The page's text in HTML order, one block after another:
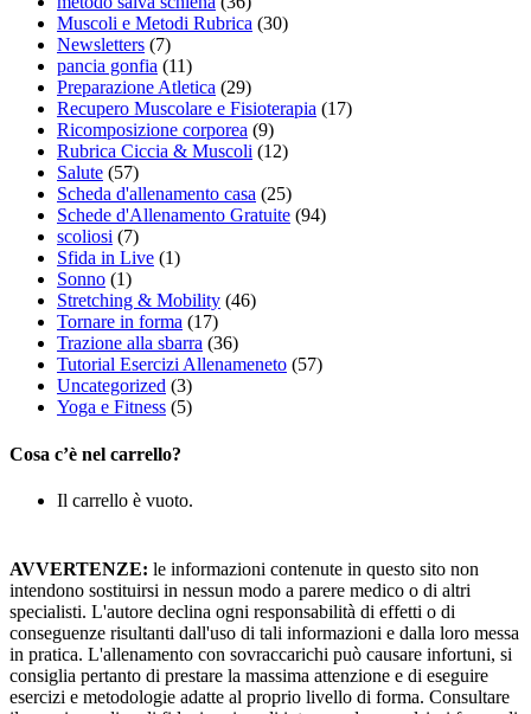
Muscoli e Metodi Rubrica (30)
Newsletters (7)
pancia gonfia (11)
Preparazione Atletica (29)
Recupero Muscolare e Fisioterapia (17)
Ricomposizione corporea (9)
Rubrica Ciccia & Muscoli (12)
Salute (57)
Scheda d'allenamento casa (25)
Schede d'Allenamento Gratuite (94)
scoliosi (7)
Sfida in Live (1)
Sonno (1)
Stretching & Mobility (46)
Tornare in forma (17)
Trazione alla sbarra (36)
Tutorial Esercizi Allenameneto (57)
Uncategorized (3)
Yoga e Fitness (5)
Cosa c’è nel carrello?
Il carrello è vuoto.
AVVERTENZE: le informazioni contenute in questo sito non
intendono sostituirsi in nessun modo a parere medico o di altri
specialisti. L'autore declina ogni responsabilità di effetti o di
conseguenze risultanti dall'uso di tali informazioni e dalla loro messa
in pratica. L'allenamento con sovraccarichi può causare infortuni, si
consiglia pertanto di prestare la massima attenzione e di eseguire
esercizi e metodologie adatte al proprio livello di forma. Consultare